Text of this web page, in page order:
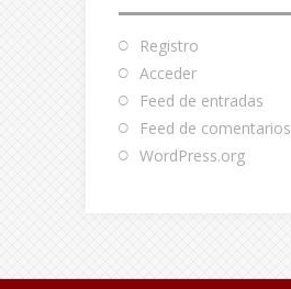
Registro
Acceder
Feed de entradas
Feed de comentarios
WordPress.org